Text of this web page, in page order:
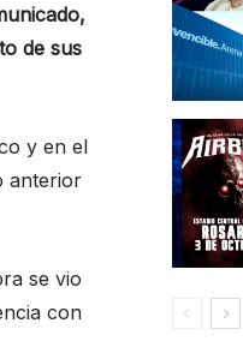
de sus
y en el
anterior
se vio
con